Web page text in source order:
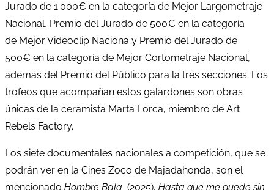
Jurado de 1.000€ en la categoría de Mejor Largometraje
Nacional, Premio del Jurado de 500€ en la categoría
de Mejor Videoclip Naciona y Premio del Jurado de
500€ en la categoría de Mejor Cortometraje Nacional,
además del Premio del Público para la tres secciones. Los
trofeos que acompañan estos galardones son obras
únicas de la ceramista Marta Lorca, miembro de Art
Rebels Factory.
Los siete documentales nacionales a competición, que se
podrán ver en la Cines Zoco de Majadahonda, son el
mencionado Hombre Bala (2025), Hasta que me quede sin